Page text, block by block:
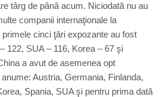
târg de până acum. Niciodată nu au
companii internaţionale la
cinci ţări expozante au fost
122, SUA – 116, Korea – 67 şi
a avut de asemenea opt
Austria, Germania, Finlanda,
Spania, SUA şi pentru prima dată